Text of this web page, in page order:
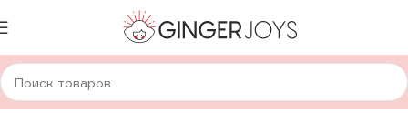
Главная Украшения Брошки и значки Деревянные брошки